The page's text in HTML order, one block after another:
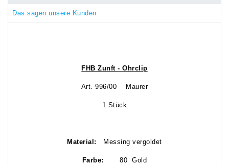
Das sagen unsere Kunden
FHB Zunft - Ohrclip
Art. 996/00 Maurer
1 Stück
Material: Messing vergoldet
Farbe: 80 Gold